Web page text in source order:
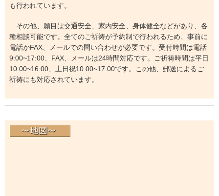
も行われています。
その他、願目は交通安全、家内安全、身体健全などがあり、各
種相談可能です。全てのご祈祷が予約制で行われるため、事前に
電話かFAX、メールでの問い合わせが必要です。受付時間は電話
9:00~17:00、FAX、メールは24時間対応です。ご祈祷時間は平日
10:00~16:00、土日祝10:00~17:00です。この他、郵送によるご
祈祷にも対応されています。